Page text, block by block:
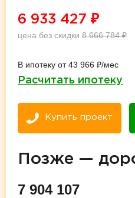
6 933 427 ₽
цена без скидки 8 666 784₽
В ипотеку от 43 966 ₽/мес
Расчитать ипотеку
Купить проект
Позже —
7 904 107